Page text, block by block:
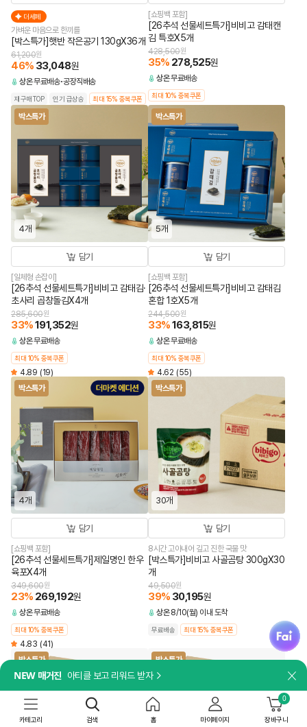
더세페
가벼운 마음으로 한끼를
[박스특가]햇반 작은공기 130gX36개
61,200원
46% 33,048원
상온무료배송 공장직배송
재구매TOP 인기 급상승 최대 15% 중복쿠폰
[쇼핑백 포함]
[26추석 선물세트특가]비비고 감태캔
김 특호X5개
428,500원
35% 278,525원
상온무료배송
최대 10% 중복쿠폰
박스특가
4개
담기
[일체형 손잡이]
[26추석 선물세트특가]비비고 감태김·
초사리 곱창돌김X4개
285,600원
33%191,352원
상온무료배송
최대 10% 중복쿠폰
4.89 (19)
박스특가
5개
담기
[쇼핑백 포함]
[26추석 선물세트특가]비비고 감태김
혼합 1호X5개
244,500원
33%163,815원
상온무료배송
최대 10% 중복쿠폰
4.62 (55)
박스특가
4개
담기
[쇼핑백 포함]
[26추석 선물세트특가]제일명인 한우
육포X4개
349,600원
23% 269,192원
상온무료배송
최대 10% 중복쿠폰
4.83 (41)
박스특가
30개
담기
8시간 고아내어 깊고 진한 국물 맛
[박스특가]비비고 사골곰탕 300gX30
개
49,500원
39% 30,195원
상온 8/10(월) 이내 도착
무료배송 최대 15% 중복쿠폰
박스특가 박스특가
NEW 매거진 아티클 보고 리워드 받자
fai
카테고리 검색 홈 마이페이지 장바구니
0